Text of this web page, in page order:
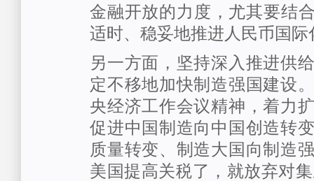
金融开放的力度，尤其要结
适时、稳妥地推进人民币国际
另一方面，坚持深入推进供
定不移地加快制造强国建设
央经济工作会议精神，着力
促进中国制造向中国创造转
质量转变、制造大国向制造
美国提高关税了，就放弃对